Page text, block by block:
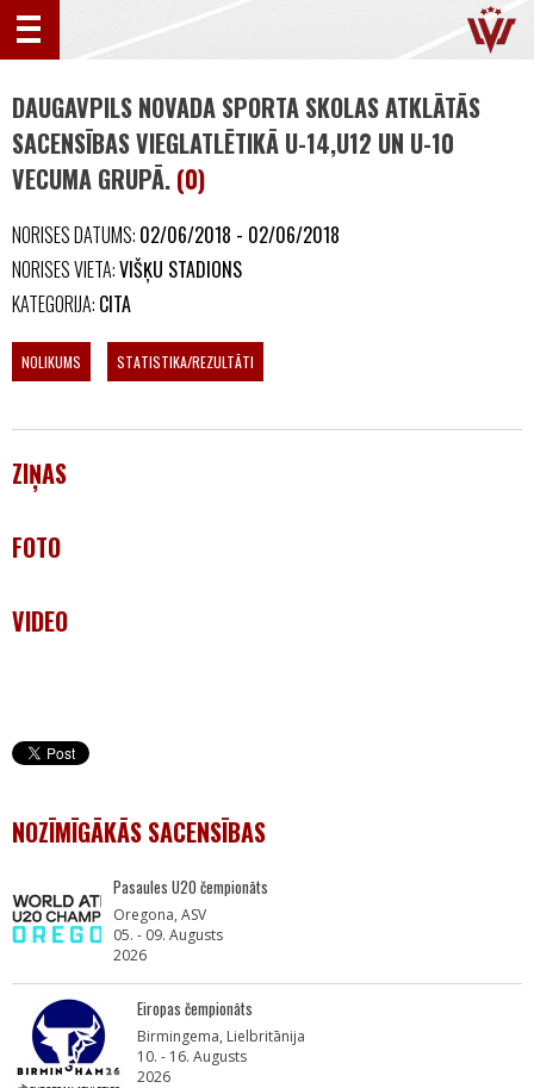
DAUGAVPILS NOVADA SPORTA SKOLAS ATKLĀTĀS
SACENSĪBAS VIEGLATLĒTIKĀ U-14,U12 UN U-10
VECUMA GRUPĀ. (0)
NORISES DATUMS: 02/06/2018 - 02/06/2018
NORISES VIETA:VIŠĶU STADIONS
KATEGORIJA: CITA
NOLIKUMS STATISTIKA/REZULTĀTI
ZIŅAS
FOTO
VIDEO
NOZĪMĪGĀKĀS SACENSĪBAS
Pasaules U20 čempionāts
Oregona, ASV
05. - 09. Augusts
2026
Eiropas čempionāts
Birmingema, Lielbritānija
10. - 16. Augusts
2026